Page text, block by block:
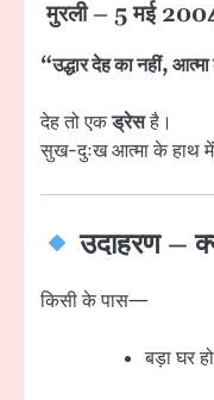
मुरली – 5 मई
“उद्धार देह का नहीं,
देह तो एकड्रेसहै।
सुख-दुःख आत्मा के हाथ
उदाहरण –
किसी के पास—
बड़ा घर हो